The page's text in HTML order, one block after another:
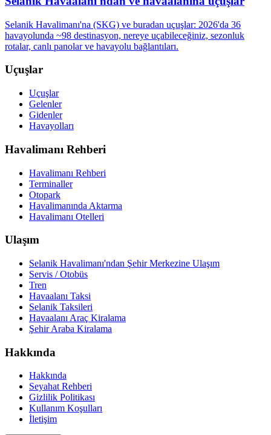
Selanik Havalimanı'na (SKG) ve buradan uçuşlar: 2026'da 36
havayolunda ~98 destinasyon, nereye uçabileceğiniz, sezonluk
rotalar, canlı panolar ve havayolu bağlantıları.
Uçuşlar
Uçuşlar
Gelenler
Gidenler
Havayolları
Havalimanı Rehberi
Havalimanı Rehberi
Terminaller
Otopark
Havalimanında Aktarma
Havalimanı Otelleri
Ulaşım
Selanik Havalimanı'ndan Şehir Merkezine Ulaşım
Servis / Otobüs
Tren
Havaalanı Taksi
Selanik Taksileri
Havaalanı Araç Kiralama
Şehir Araba Kiralama
Hakkında
Hakkında
Seyahat Rehberi
Gizlilik Politikası
Kullanım Koşulları
İletişim